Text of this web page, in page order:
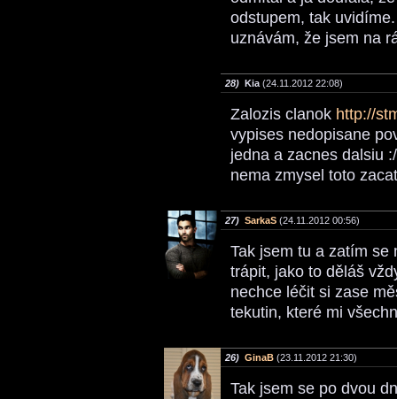
odstupem, tak
uznávám, že jsem na
28) Kia (24.11.2012 22:08)
Zalozis clanok http://
vypises nedopisane
jedna a zacnes dalsiu
nema zmysel toto
27) SarkaS (24.11.2012 00:56)
Tak jsem tu a zatím se
trápit, jako to děláš
nechce léčit si zase
tekutin, které mi
26) GinaB (23.11.2012 21:30)
Tak jsem se po dvou